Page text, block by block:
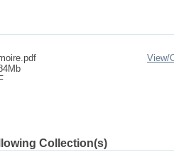
View/
Collection(s)